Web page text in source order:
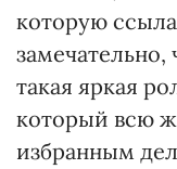
которую
такая яркая
который всю
избранным